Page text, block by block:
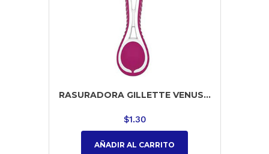
RASURADORA GILLETTE VENUS...
$1.30
AÑADIR AL CARRITO